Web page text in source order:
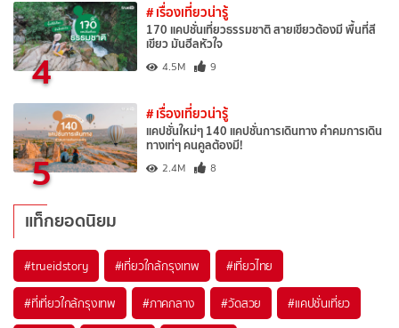
4
# เรื่องเที่ยวน่ารู้
170 แคปชั่นเที่ยวธรรมชาติ สายเขียวต้องมี พื้นที่สี
เขียว มันฮีลหัวใจ
4.5M 9
5
# เรื่องเที่ยวน่ารู้
แคปชั่นใหม่ๆ 140 แคปชั่นการเดินทาง คำคมการเดิน
ทางเท่ๆ คนคูลต้องมี!
2.4M 8
แท็กยอดนิยม
#trueidstory #เที่ยวใกล้กรุงเทพ #เที่ยวไทย
#ที่เที่ยวใกล้กรุงเทพ #ภาคกลาง #วัดสวย #แคปชั่นเที่ยว